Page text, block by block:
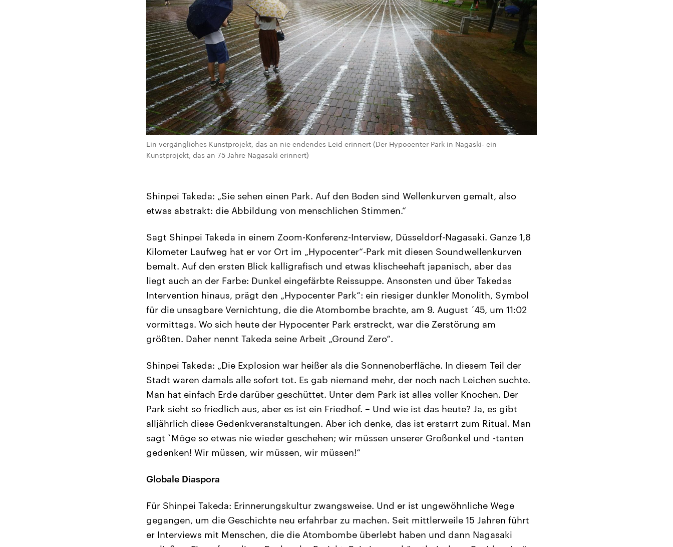
Ein vergängliches Kunstprojekt, das an nie endendes Leid erinnert (Der Hypocenter Park in Nagaski- ein
Kunstprojekt, das an 75 Jahre Nagasaki erinnert)
Shinpei Takeda: „Sie sehen einen Park. Auf den Boden sind Wellenkurven gemalt, also
etwas abstrakt: die Abbildung von menschlichen Stimmen.“
Sagt Shinpei Takeda in einem Zoom-Konferenz-Interview, Düsseldorf-Nagasaki. Ganze 1,8
Kilometer Laufweg hat er vor Ort im „Hypocenter“-Park mit diesen Soundwellenkurven
bemalt. Auf den ersten Blick kalligrafisch und etwas klischeehaft japanisch, aber das
liegt auch an der Farbe: Dunkel eingefärbte Reissuppe. Ansonsten und über Takedas
Intervention hinaus, prägt den „Hypocenter Park“: ein riesiger dunkler Monolith, Symbol
für die unsagbare Vernichtung, die die Atombombe brachte, am 9. August ´45, um 11:02
vormittags. Wo sich heute der Hypocenter Park erstreckt, war die Zerstörung am
größten. Daher nennt Takeda seine Arbeit „Ground Zero“.
Shinpei Takeda: „Die Explosion war heißer als die Sonnenoberfläche. In diesem Teil der
Stadt waren damals alle sofort tot. Es gab niemand mehr, der noch nach Leichen suchte.
Man hat einfach Erde darüber geschüttet. Unter dem Park ist alles voller Knochen. Der
Park sieht so friedlich aus, aber es ist ein Friedhof. – Und wie ist das heute? Ja, es gibt
alljährlich diese Gedenkveranstaltungen. Aber ich denke, das ist erstarrt zum Ritual. Man
sagt `Möge so etwas nie wieder geschehen; wir müssen unserer Großonkel und -tanten
gedenken! Wir müssen, wir müssen, wir müssen!“
Globale Diaspora
Für Shinpei Takeda: Erinnerungskultur zwangsweise. Und er ist ungewöhnliche Wege
gegangen, um die Geschichte neu erfahrbar zu machen. Seit mittlerweile 15 Jahren führt
er Interviews mit Menschen, die die Atombombe überlebt haben und dann Nagasaki